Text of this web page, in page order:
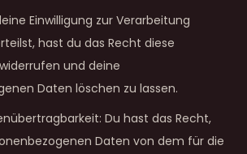
Einwilligung zur Verarbeitung
hast du das Recht diese
und deine
Daten löschen zu lassen.
Du hast das Recht,
Daten von dem für die